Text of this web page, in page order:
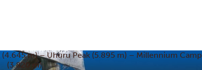
m) – Uhuru Peak (5.895 m) – Millennium Camp
(3.820 m)